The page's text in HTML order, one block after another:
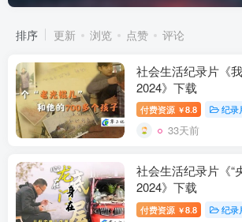
排序 更新 浏览 点赞 评论
社会生活纪录片《
2024》下载
付费资源 ￥8.8 纪录
33天前
社会生活纪录片《“
2024》下载
付费资源 ￥8.8 纪录